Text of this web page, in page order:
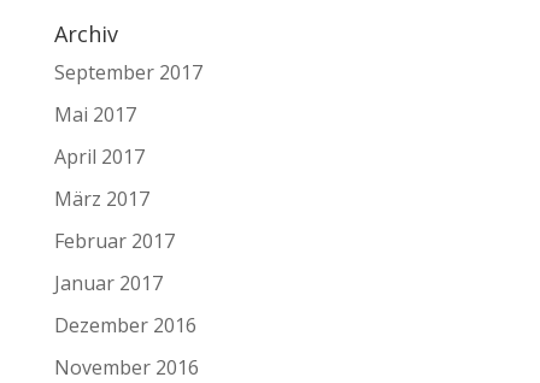
Archiv
September 2017
Mai 2017
April 2017
März 2017
Februar 2017
Januar 2017
Dezember 2016
November 2016